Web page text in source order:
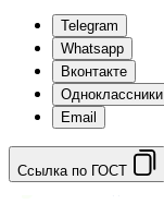
Telegram
Whatsapp
Вконтакте
Одноклассники
Email
Ссылка по ГОСТ